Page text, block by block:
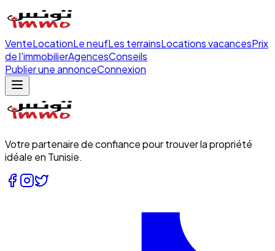
VenteLocationLe neufLes terrainsLocations vacancesPrix
de l'immobilierAgencesConseils
Publier une annonceConnexion
Votre partenaire de confiance pour trouver la propriété
idéale en Tunisie.